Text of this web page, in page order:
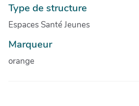
Type de structure
Espaces Santé Jeunes
Marqueur
orange